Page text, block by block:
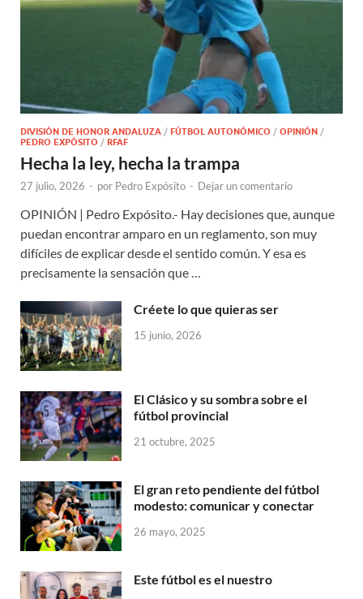
DIVISIÓN DE HONOR ANDALUZA / FÚTBOL AUTONÓMICO / OPINIÓN /
PEDRO EXPÓSITO / RFAF
Hecha la ley, hecha la trampa
27 julio, 2026 - por Pedro Expósito - Dejar un comentario
OPINIÓN | Pedro Expósito.- Hay decisiones que, aunque
puedan encontrar amparo en un reglamento, son muy
difíciles de explicar desde el sentido común. Y esa es
precisamente la sensación que …
Créete lo que quieras ser
15 junio, 2026
El Clásico y su sombra sobre el
fútbol provincial
21 octubre, 2025
El gran reto pendiente del fútbol
modesto: comunicar y conectar
26 mayo, 2025
Este fútbol es el nuestro